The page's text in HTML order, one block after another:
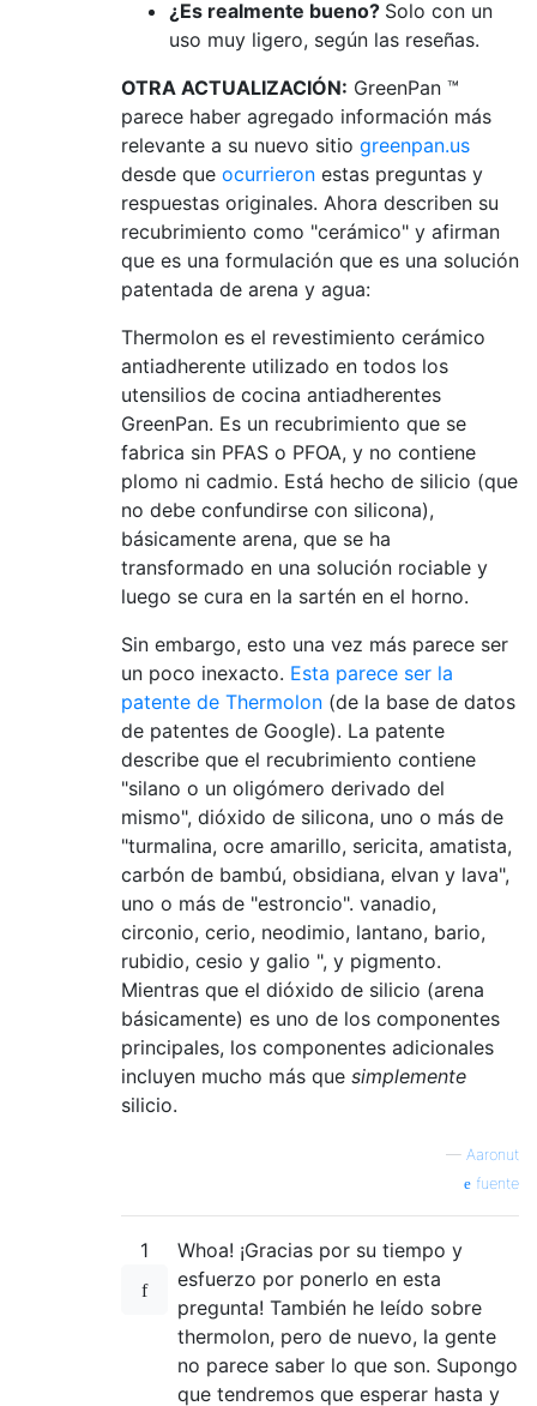
¿Es realmente bueno? Solo con un
uso muy ligero, según las reseñas.
OTRA ACTUALIZACIÓN: GreenPan ™
parece haber agregado información más
relevante a su nuevo sitio greenpan.us
desde que ocurrieron estas preguntas y
respuestas originales. Ahora describen su
recubrimiento como "cerámico" y afirman
que es una formulación que es una solución
patentada de arena y agua:
Thermolon es el revestimiento cerámico
antiadherente utilizado en todos los
utensilios de cocina antiadherentes
GreenPan. Es un recubrimiento que se
fabrica sin PFAS o PFOA, y no contiene
plomo ni cadmio. Está hecho de silicio (que
no debe confundirse con silicona),
básicamente arena, que se ha
transformado en una solución rociable y
luego se cura en la sartén en el horno.
Sin embargo, esto una vez más parece ser
un poco inexacto. Esta parece ser la
patente de Thermolon (de la base de datos
de patentes de Google). La patente
describe que el recubrimiento contiene
"silano o un oligómero derivado del
mismo", dióxido de silicona, uno o más de
"turmalina, ocre amarillo, sericita, amatista,
carbón de bambú, obsidiana, elvan y lava",
uno o más de "estroncio". vanadio,
circonio, cerio, neodimio, lantano, bario,
rubidio, cesio y galio ", y pigmento.
Mientras que el dióxido de silicio (arena
básicamente) es uno de los componentes
principales, los componentes adicionales
incluyen mucho más que simplemente
silicio.
— Aaronut
fuente
1
Whoa! ¡Gracias por su tiempo y
esfuerzo por ponerlo en esta
pregunta! También he leído sobre
thermolon, pero de nuevo, la gente
no parece saber lo que son. Supongo
que tendremos que esperar hasta y